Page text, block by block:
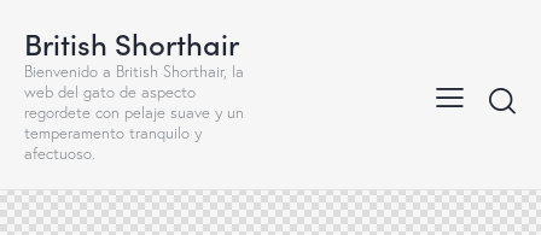
British Shorthair
Bienvenido a British Shorthair, la
web del gato de aspecto
regordete con pelaje suave y un
temperamento tranquilo y
afectuoso.